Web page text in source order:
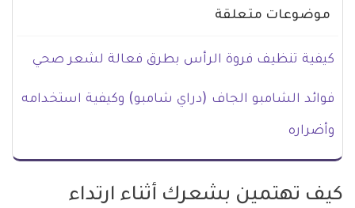
موضوعات متعلقة
كيفية تنظيف فروة الرأس بطرق فعالة لشعر صحي
فوائد الشامبو الجاف (دراي شامبو) وكيفية استخدامه
وأضراره
كيف تهتمين بشعرك أثناء ارتداء